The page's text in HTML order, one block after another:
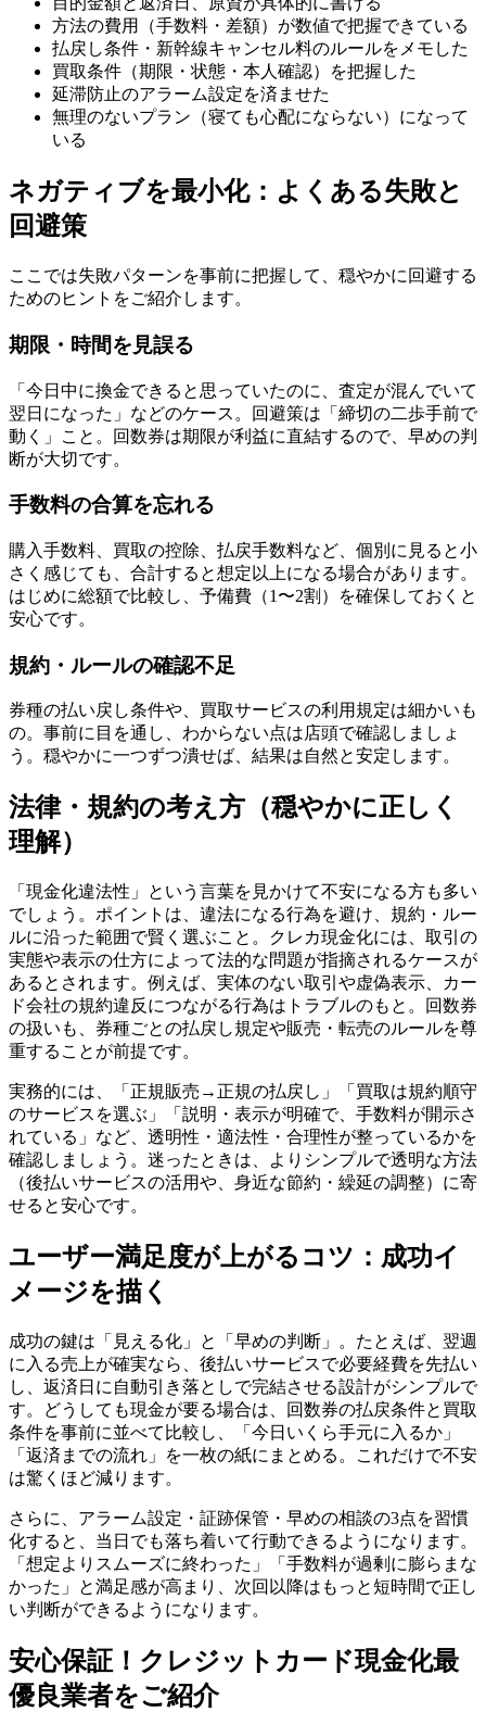
方法の費用（手数料・差額）が数値で把握できている
払戻し条件・新幹線キャンセル料のルールをメモした
買取条件（期限・状態・本人確認）を把握した
延滞防止のアラーム設定を済ませた
無理のないプラン（寝ても心配にならない）になって
いる
ネガティブを最小化：よくある失敗と
回避策
ここでは失敗パターンを事前に把握して、穏やかに回避する
ためのヒントをご紹介します。
期限・時間を見誤る
「今日中に換金できると思っていたのに、査定が混んでいて
翌日になった」などのケース。回避策は「締切の二歩手前で
動く」こと。回数券は期限が利益に直結するので、早めの判
断が大切です。
手数料の合算を忘れる
購入手数料、買取の控除、払戻手数料など、個別に見ると小
さく感じても、合計すると想定以上になる場合があります。
はじめに総額で比較し、予備費（1〜2割）を確保しておくと
安心です。
規約・ルールの確認不足
券種の払い戻し条件や、買取サービスの利用規定は細かいも
の。事前に目を通し、わからない点は店頭で確認しましょ
う。穏やかに一つずつ潰せば、結果は自然と安定します。
法律・規約の考え方（穏やかに正しく
理解）
「現金化違法性」という言葉を見かけて不安になる方も多い
でしょう。ポイントは、違法になる行為を避け、規約・ルー
ルに沿った範囲で賢く選ぶこと。クレカ現金化には、取引の
実態や表示の仕方によって法的な問題が指摘されるケースが
あるとされます。例えば、実体のない取引や虚偽表示、カー
ド会社の規約違反につながる行為はトラブルのもと。回数券
の扱いも、券種ごとの払戻し規定や販売・転売のルールを尊
重することが前提です。
実務的には、「正規販売→正規の払戻し」「買取は規約順守
のサービスを選ぶ」「説明・表示が明確で、手数料が開示さ
れている」など、透明性・適法性・合理性が整っているかを
確認しましょう。迷ったときは、よりシンプルで透明な方法
（後払いサービスの活用や、身近な節約・繰延の調整）に寄
せると安心です。
ユーザー満足度が上がるコツ：成功イ
メージを描く
成功の鍵は「見える化」と「早めの判断」。たとえば、翌週
に入る売上が確実なら、後払いサービスで必要経費を先払い
し、返済日に自動引き落としで完結させる設計がシンプルで
す。どうしても現金が要る場合は、回数券の払戻条件と買取
条件を事前に並べて比較し、「今日いくら手元に入るか」
「返済までの流れ」を一枚の紙にまとめる。これだけで不安
は驚くほど減ります。
さらに、アラーム設定・証跡保管・早めの相談の3点を習慣
化すると、当日でも落ち着いて行動できるようになります。
「想定よりスムーズに終わった」「手数料が過剰に膨らまな
かった」と満足感が高まり、次回以降はもっと短時間で正し
い判断ができるようになります。
安心保証！クレジットカード現金化最
優良業者をご紹介